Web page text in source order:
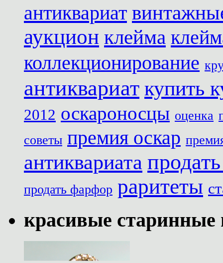
антиквариат
аукцион клейма
коллекционирование
антиквариат купить
2012 оскароносцы оценка
советы премия оскар
антиквариата
продать фарфор раритеты
красивые